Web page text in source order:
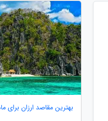
بهترین مقاصد ارزان برای